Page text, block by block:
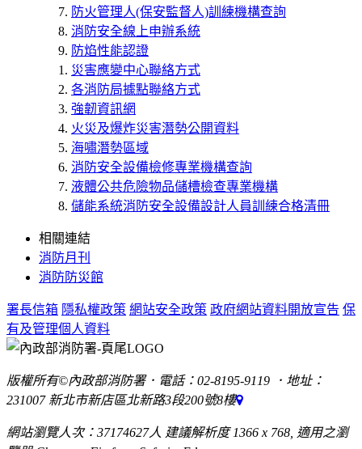
防火管理人(保安監督人)訓練機構查詢
消防安全線上申辦系統
防焰性能認證
災害應變中心聯絡方式
各消防局據點聯絡方式
強韌資訊網
火災及爆炸災害潛勢公開資料
海嘯潛勢區域
消防安全設備檢修專業機構查詢
液體公共危險物品儲槽檢查專業機構
儲能系統消防安全設備設計人員訓練合格清冊
相關連結
消防月刊
消防防災館
署長信箱 隱私權政策 網站安全政策 政府網站資料開放宣告 保
有及管理個人資料
版權所有©內政部消防署．電話：02-8195-9119 ．地址：
231007 新北市新店區北新路3段200號8樓
網站瀏覽人次：37174627人 建議解析度 1366 x 768, 適用之瀏